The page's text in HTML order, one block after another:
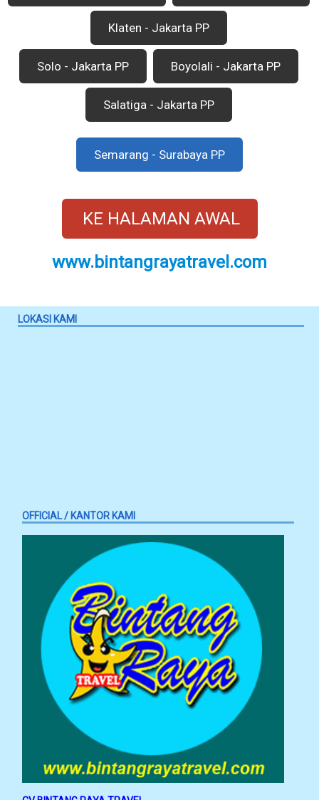
Klaten - Jakarta PP
Solo - Jakarta PP Boyolali - Jakarta PP
Salatiga - Jakarta PP
Semarang - Surabaya PP
KE HALAMAN AWAL
www.bintangrayatravel.com
LOKASI KAMI
OFFICIAL / KANTOR KAMI